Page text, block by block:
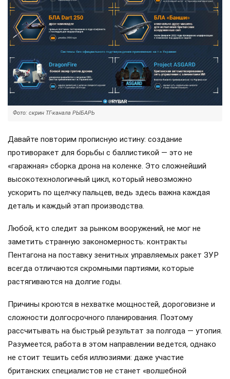
Фото: скрин ТГ-канала РЫБАРЬ
Давайте повторим прописную истину: создание
противоракет для борьбы с баллистикой — это не
«гаражная» сборка дрона на коленке. Это сложнейший
высокотехнологичный цикл, который невозможно
ускорить по щелчку пальцев, ведь здесь важна каждая
деталь и каждый этап производства.
Любой, кто следит за рынком вооружений, не мог не
заметить странную закономерность: контракты
Пентагона на поставку зенитных управляемых ракет ЗУР
всегда отличаются скромными партиями, которые
растягиваются на долгие годы.
Причины кроются в нехватке мощностей, дороговизне и
сложности долгосрочного планирования. Поэтому
рассчитывать на быстрый результат за полгода — утопия.
Разумеется, работа в этом направлении ведется, однако
не стоит тешить себя иллюзиями: даже участие
британских специалистов не станет «волшебной